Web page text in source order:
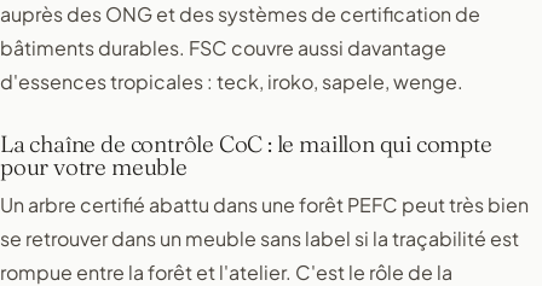
auprès des ONG et des systèmes de certification de
bâtiments durables. FSC couvre aussi davantage
d'essences tropicales : teck, iroko, sapele, wenge.
La chaîne de contrôle CoC : le maillon qui compte
pour votre meuble
Un arbre certifié abattu dans une forêt PEFC peut très bien
se retrouver dans un meuble sans label si la traçabilité est
rompue entre la forêt et l'atelier. C'est le rôle de la